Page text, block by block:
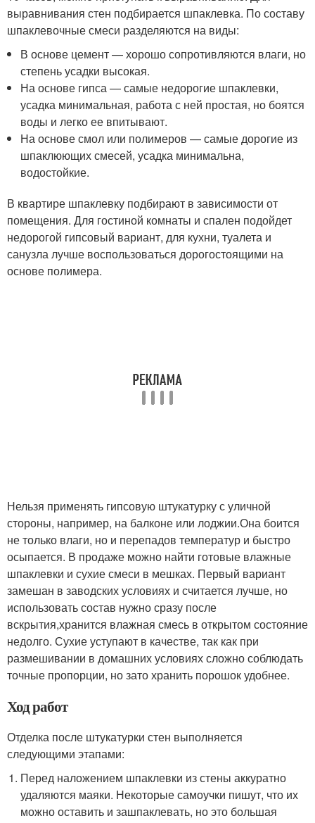
выравнивания стен подбирается шпаклевка. По составу
шпаклевочные смеси разделяются на виды:
В основе цемент — хорошо сопротивляются влаги, но
степень усадки высокая.
На основе гипса — самые недорогие шпаклевки,
усадка минимальная, работа с ней простая, но боятся
воды и легко ее впитывают.
На основе смол или полимеров — самые дорогие из
шпаклюющих смесей, усадка минимальна,
водостойкие.
В квартире шпаклевку подбирают в зависимости от
помещения. Для гостиной комнаты и спален подойдет
недорогой гипсовый вариант, для кухни, туалета и
санузла лучше воспользоваться дорогостоящими на
основе полимера.
Нельзя применять гипсовую штукатурку с уличной
стороны, например, на балконе или лоджии.Она боится
не только влаги, но и перепадов температур и быстро
осыпается. В продаже можно найти готовые влажные
шпаклевки и сухие смеси в мешках. Первый вариант
замешан в заводских условиях и считается лучше, но
использовать состав нужно сразу после
вскрытия,хранится влажная смесь в открытом состояние
недолго. Сухие уступают в качестве, так как при
размешивании в домашних условиях сложно соблюдать
точные пропорции, но зато хранить порошок удобнее.
Ход работ
Отделка после штукатурки стен выполняется
следующими этапами:
Перед наложением шпаклевки из стены аккуратно
удаляются маяки. Некоторые самоучки пишут, что их
можно оставить и зашпаклевать, но это большая